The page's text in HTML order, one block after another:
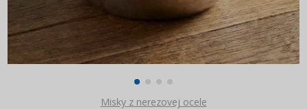
Misky z nerezovej ocele